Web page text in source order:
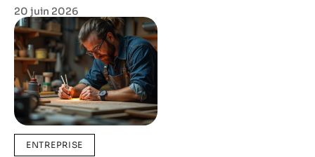
20 juin 2026
ENTREPRISE